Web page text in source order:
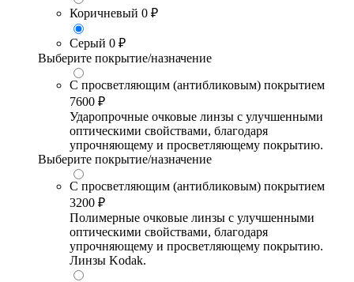
Коричневый 0 ₽
Серый 0 ₽
Выберите покрытие/назначение
С просветляющим (антибликовым) покрытием
7600 ₽
Ударопрочные очковые линзы с улучшенными
оптическими свойствами, благодаря
упрочняющему и просветляющему покрытию.
Выберите покрытие/назначение
С просветляющим (антибликовым) покрытием
3200 ₽
Полимерные очковые линзы с улучшенными
оптическими свойствами, благодаря
упрочняющему и просветляющему покрытию.
Линзы Kodak.